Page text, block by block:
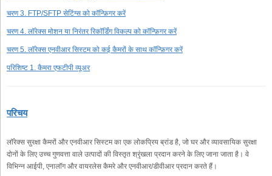
चरण 3. FTP/SFTP सेटिंग्स को कॉन्फ़िगर करें
चरण 4. लॉरेक्स मोशन या निरंतर रिकॉर्डिंग विकल्प को कॉन्फ़िगर करें
चरण 5. लॉरेक्स एनवीआर सिस्टम को कई कैमरों के साथ कॉन्फ़िगर करें
परिशिष्ट 1. कैमरा एफटीपी व्यूअर
परिचय
लॉरेक्स सुरक्षा कैमरों और एनवीआर सिस्टम का एक लोकप्रिय ब्रांड है, जो घर और व्यावसायिक सुरक्षा
दोनों के लिए उच्च गुणवत्ता वाले उत्पादों की विस्तृत श्रृंखला प्रदान करने के लिए जाना जाता है। वे
विभिन्न आईपी, एनालॉग और वायरलेस कैमरे और एनवीआर/डीवीआर प्रदान करते हैं।